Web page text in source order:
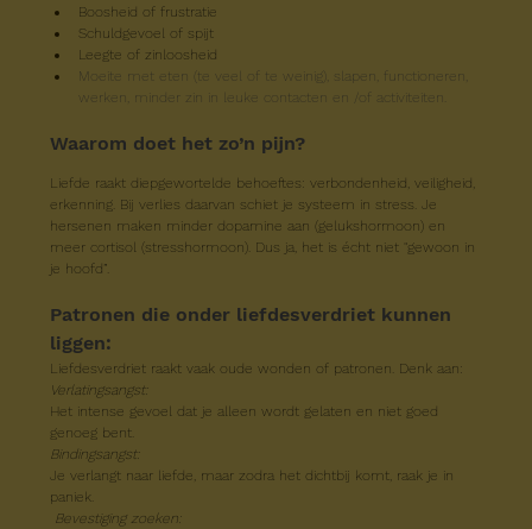
Boosheid of frustratie
Schuldgevoel of spijt
Leegte of zinloosheid
Moeite met eten (te veel of te weinig), slapen, functioneren,
werken, minder zin in leuke contacten en /of activiteiten.
Waarom doet het zo’n pijn?
Liefde raakt diepgewortelde behoeftes: verbondenheid, veiligheid,
erkenning. Bij verlies daarvan schiet je systeem in stress. Je
hersenen maken minder dopamine aan (gelukshormoon) en
meer cortisol (stresshormoon). Dus ja, het is écht niet "gewoon in
je hoofd”.
Patronen die onder liefdesverdriet kunnen
liggen:
Liefdesverdriet raakt vaak oude wonden of patronen. Denk aan:
Verlatingsangst:
Het intense gevoel dat je alleen wordt gelaten en niet goed
genoeg bent.
Bindingsangst:
Je verlangt naar liefde, maar zodra het dichtbij komt, raak je in
paniek.
Bevestiging zoeken: